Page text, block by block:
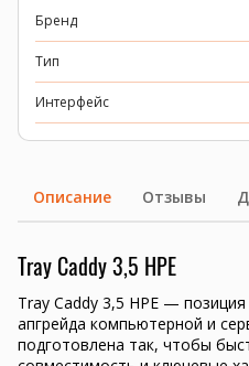
Бренд
Тип
Интерфейс
Описание Отзывы
Tray Caddy 3,5 HPE
Tray Caddy 3,5 HPE —
апгрейда компьютерной и
подготовлена так, чтобы